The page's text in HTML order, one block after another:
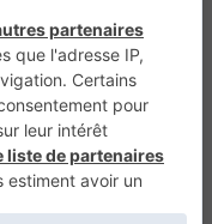
VTTAE.fr FullAttack